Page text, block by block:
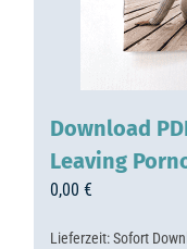
Download
Leaving
0,00 €
Lieferzeit:Sofort